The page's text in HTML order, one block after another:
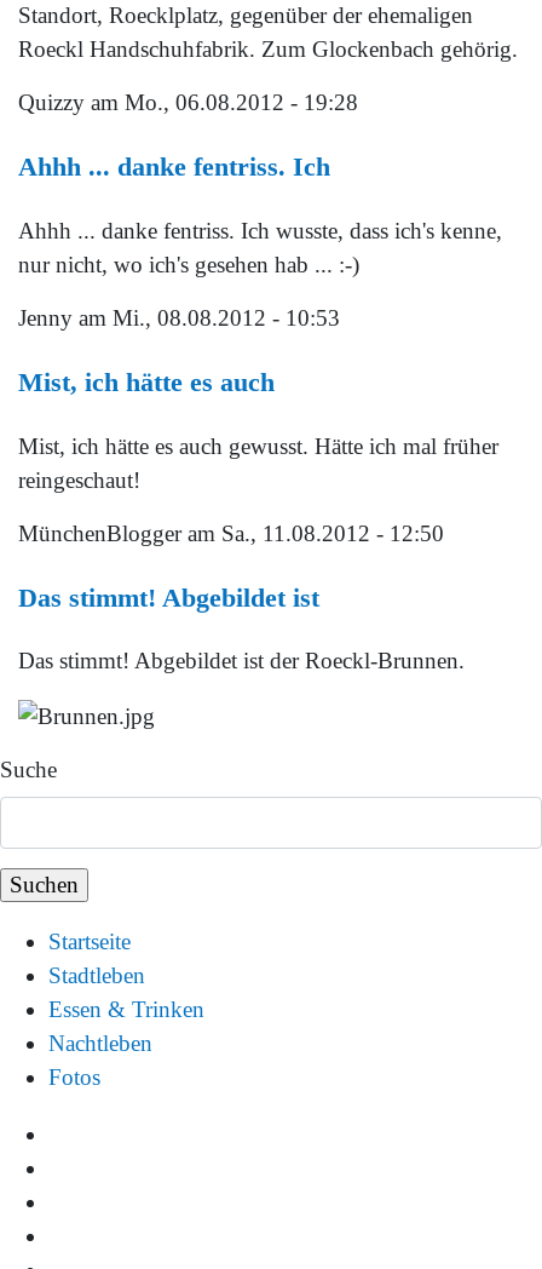
Standort, Roecklplatz, gegenüber der ehemaligen
Roeckl Handschuhfabrik. Zum Glockenbach gehörig.
Quizzy am Mo., 06.08.2012 - 19:28
Ahhh ... danke fentriss. Ich
Ahhh ... danke fentriss. Ich wusste, dass ich's kenne,
nur nicht, wo ich's gesehen hab ... :-)
Jenny am Mi., 08.08.2012 - 10:53
Mist, ich hätte es auch
Mist, ich hätte es auch gewusst. Hätte ich mal früher
reingeschaut!
MünchenBloggeram Sa., 11.08.2012 - 12:50
Das stimmt! Abgebildet ist
Das stimmt! Abgebildet ist der Roeckl-Brunnen.
Suche
Startseite
Stadtleben
Essen & Trinken
Nachtleben
Fotos